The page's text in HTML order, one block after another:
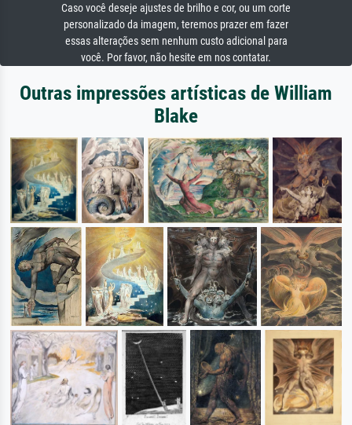
Caso você deseje ajustes de brilho e cor, ou um corte
personalizado da imagem, teremos prazer em fazer
essas alterações sem nenhum custo adicional para
você. Por favor, não hesite em nos contatar.
Outras impressões artísticas de William
Blake